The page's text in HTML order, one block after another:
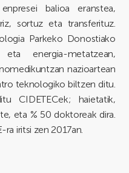
balioa eranstea,
sortuz eta transferituz.
Parkeko Donostiako
energia-metatzean,
nazioartean
teknologiko biltzen ditu.
CIDETECek; haietatik,
eta % 50 doktoreak dira.
iritsi zen 2017an.